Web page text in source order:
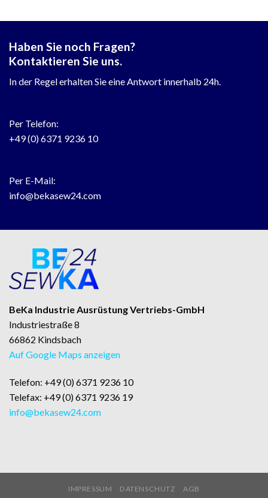
Haben Sie noch Fragen?
Kontaktieren Sie uns.
In der Regel erhalten Sie eine Antwort innerhalb 24h.
Per Telefon:
+49 (0) 6371 9236 10
Per E-Mail:
info@bekasew24.com
BeKa Industrie Ausrüstung Vertriebs-GmbH
Industriestraße 8
66862 Kindsbach
Auf Google Maps anzeigen
Telefon: +49 (0) 6371 9236 10
Telefax: +49 (0) 6371 9236 19
info@bekasew24.com
IMPRESSUM DATENSCHUTZ AGB